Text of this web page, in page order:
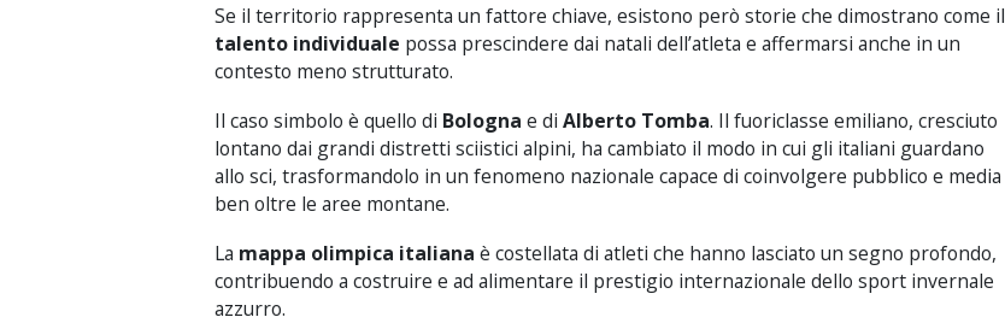
Se il territorio rappresenta un fattore chiave, esistono però storie che dimostrano come il
talento individuale possa prescindere dai natali dell’atleta e affermarsi anche in un
contesto meno strutturato.
Il caso simbolo è quello di Bologna e di Alberto Tomba. Il fuoriclasse emiliano, cresciuto
lontano dai grandi distretti sciistici alpini, ha cambiato il modo in cui gli italiani guardano
allo sci, trasformandolo in un fenomeno nazionale capace di coinvolgere pubblico e media
ben oltre le aree montane.
La mappa olimpica italiana è costellata di atleti che hanno lasciato un segno profondo,
contribuendo a costruire e ad alimentare il prestigio internazionale dello sport invernale
azzurro.